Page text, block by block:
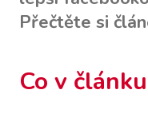
Přečtěte si
Co v